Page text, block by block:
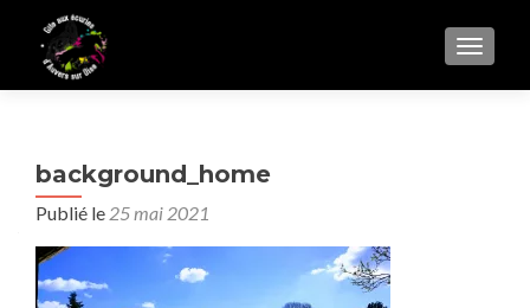
background_home
Publié le 25 mai 2021